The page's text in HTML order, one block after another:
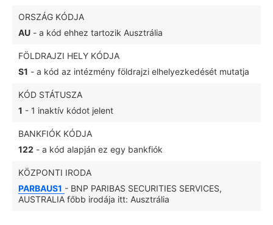
ORSZÁG KÓDJA
AU - a kód ehhez tartozik Ausztrália
FÖLDRAJZI HELY KÓDJA
S1 - a kód az intézmény földrajzi elhelyezkedését mutatja
KÓD STÁTUSZA
1 - 1 inaktív kódot jelent
BANKFIÓK KÓDJA
122 - a kód alapján ez egy bankfiók
KÖZPONTI IRODA
PARBAUS1 - BNP PARIBAS SECURITIES SERVICES,
AUSTRALIA főbb irodája itt: Ausztrália